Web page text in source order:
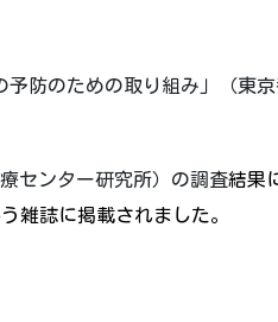
防のための取り組み」（東
センター研究所）の調査結果
誌に掲載されました。